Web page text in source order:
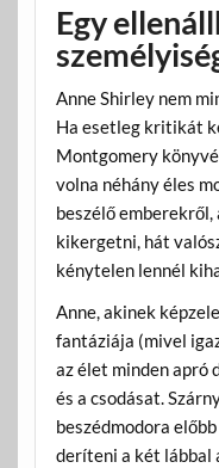
Egy
Anne Shirley nem
Ha esetleg kritikát
Montgomery
volna néhány éles
beszélő
kikergetni, hát
kénytelen lennél
Anne, akinek
fantáziája (mivel
az élet minden apró
és a csodásat.
beszédmodora
deríteni a két lábbal